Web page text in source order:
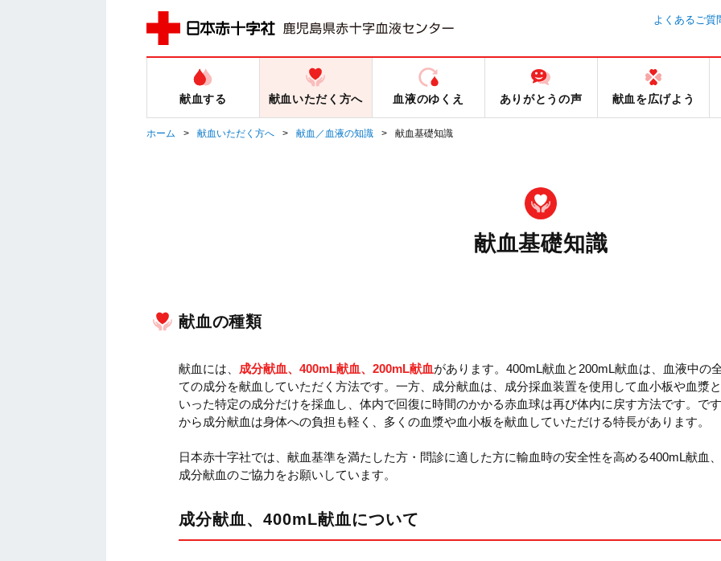
よくあるご質
献血する 献血いただく方へ 血液のゆくえ ありがとうの声 献血を広げよう
ホーム 献血いただく方へ 献血／血液の知識 献血基礎知識
献血基礎知識
献血の種類
献血には、 成分献血、400mL献血、200mL献血があります。400mL献血と200mL献血は、血液中の
ての成分を献血していただく方法です。一方、成分献血は、成分採血装置を使用して血小板や血漿と
いった特定の成分だけを採血し、体内で回復に時間のかかる赤血球は再び体内に戻す方法です。です
から成分献血は身体への負担も軽く、多くの血漿や血小板を献血していただける特長があります。
日本赤十字社では、献血基準を満たした方・問診に適した方に輸血時の安全性を高める400mL献血、
成分献血のご協力をお願いしています。
成分献血、400mL献血について